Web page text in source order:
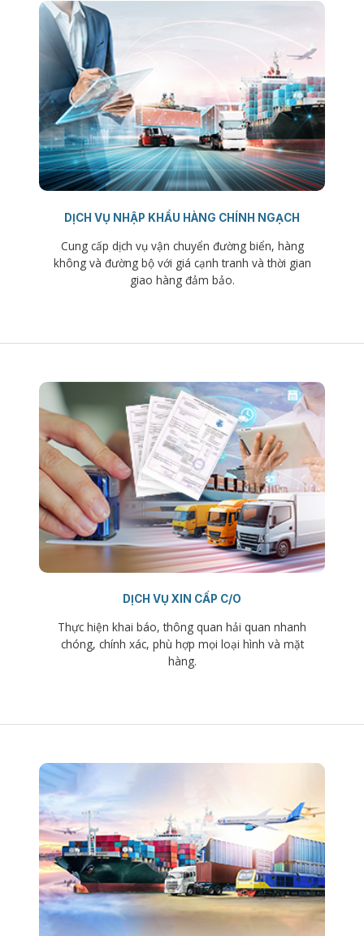
DỊCH VỤ NHẬP KHẨU HÀNG CHÍNH NGẠCH
Cung cấp dịch vụ vận chuyển đường biển, hàng
không và đường bộ với giá cạnh tranh và thời gian
giao hàng đảm bảo.
DỊCH VỤ XIN CẤP C/O
Thực hiện khai báo, thông quan hải quan nhanh
chóng, chính xác, phù hợp mọi loại hình và mặt
hàng.